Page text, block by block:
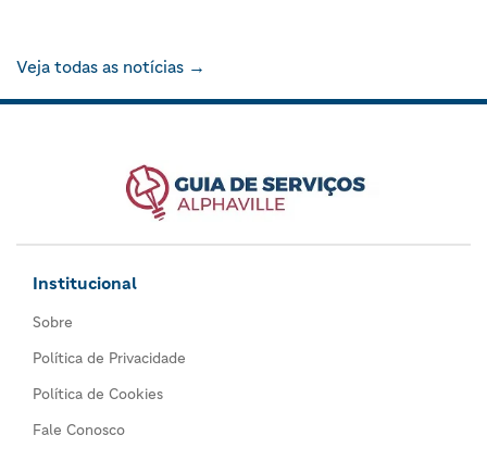
Veja todas as notícias →
Institucional
Sobre
Política de Privacidade
Política de Cookies
Fale Conosco